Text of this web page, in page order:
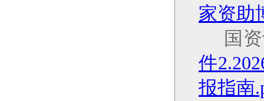
家资助
国
件
报指南